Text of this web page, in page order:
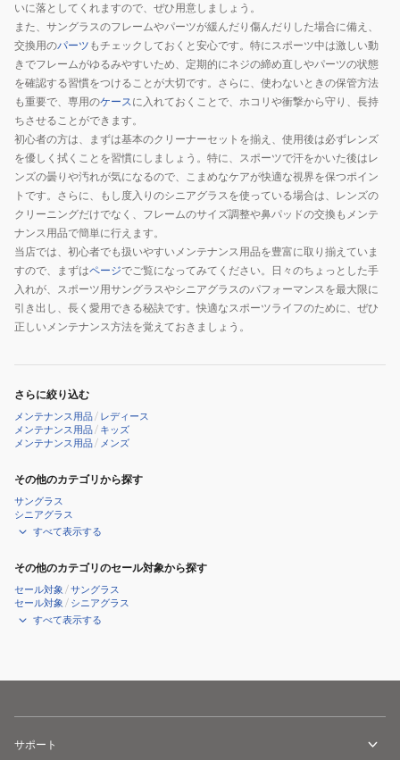
いに落としてくれますので、ぜひ用意しましょう。
また、サングラスのフレームやパーツが緩んだり傷んだりした場合に備え、
交換用のパーツ もチェックしておくと安心です。特にスポーツ中は激しい動
きでフレームがゆるみやすいため、定期的にネジの締め直しやパーツの状態
を確認する習慣をつけることが大切です。さらに、使わないときの保管方法
も重要で、専用のケースに入れておくことで、ホコリや衝撃から守り、長持
ちさせることができます。
初心者の方は、まずは基本のクリーナーセットを揃え、使用後は必ずレンズ
を優しく拭くことを習慣にしましょう。特に、スポーツで汗をかいた後はレ
ンズの曇りや汚れが気になるので、こまめなケアが快適な視界を保つポイン
トです。さらに、もし度入りのシニアグラスを使っている場合は、レンズの
クリーニングだけでなく、フレームのサイズ調整や鼻パッドの交換もメンテ
ナンス用品で簡単に行えます。
当店では、初心者でも扱いやすいメンテナンス用品を豊富に取り揃えていま
すので、まずはページでご覧になってみてください。日々のちょっとした手
入れが、スポーツ用サングラスやシニアグラスのパフォーマンスを最大限に
引き出し、長く愛用できる秘訣です。快適なスポーツライフのために、ぜひ
正しいメンテナンス方法を覚えておきましょう。
さらに絞り込む
メンテナンス用品/ レディース
メンテナンス用品/ キッズ
メンテナンス用品/ メンズ
その他のカテゴリから探す
サングラス
シニアグラス
すべて表示する
その他のカテゴリのセール対象から探す
セール対象 /サングラス
セール対象 / シニアグラス
すべて表示する
サポート